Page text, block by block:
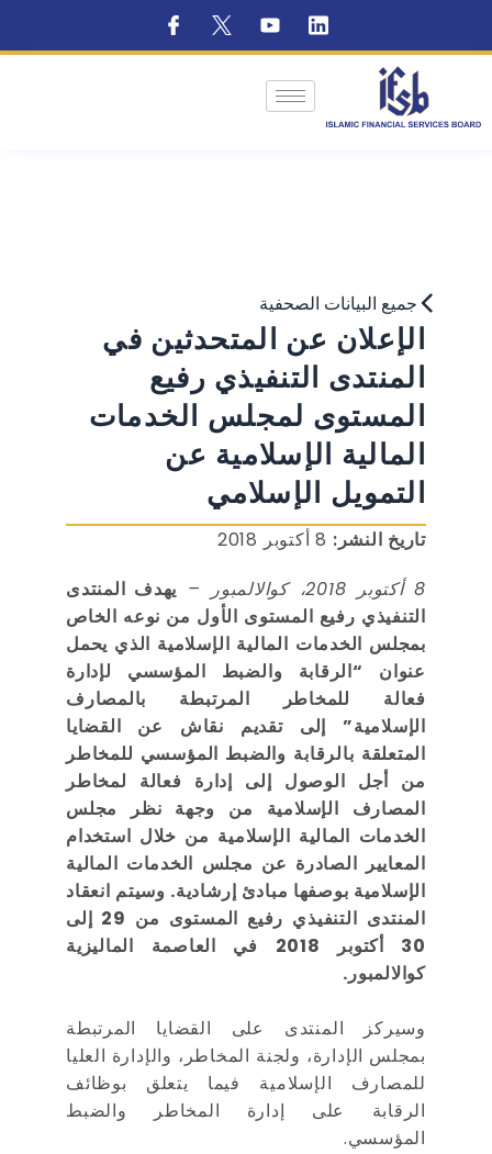
جميع البيانات الصحفية
الإعلان عن المتحدثين في
المنتدى التنفيذي رفيع
المستوى لمجلس الخدمات
المالية الإسلامية عن
التمويل الإسلامي
تاريخ النشر: 8 أكتوبر 2018
8 أكتوبر 2018، كوالالمبور –
يهدف المنتدى
التنفيذي رفيع المستوى الأول من نوعه الخاص
بمجلس الخدمات المالية الإسلامية الذي يحمل
عنوان “الرقابة والضبط المؤسسي لإدارة
فعالة للمخاطر المرتبطة بالمصارف
الإسلامية” إلى تقديم نقاش عن القضايا
المتعلقة بالرقابة والضبط المؤسسي للمخاطر
من أجل الوصول إلى إدارة فعالة لمخاطر
المصارف الإسلامية من وجهة نظر مجلس
الخدمات المالية الإسلامية من خلال استخدام
المعايير الصادرة عن مجلس الخدمات المالية
الإسلامية بوصفها مبادئ إرشادية. وسيتم انعقاد
المنتدى التنفيذي رفيع المستوى من 29 إلى
30 أكتوبر 2018 في العاصمة الماليزية
كوالالمبور.
وسيركز المنتدى على القضايا المرتبطة
بمجلس الإدارة، ولجنة المخاطر، والإدارة العليا
للمصارف الإسلامية فيما يتعلق بوظائف
الرقابة على إدارة المخاطر والضبط
المؤسسي.